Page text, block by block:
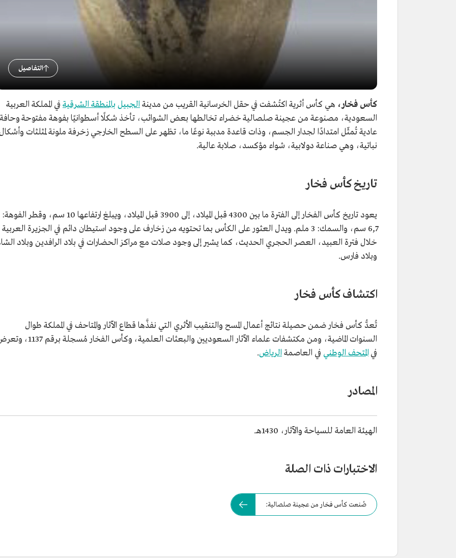
التفاصيل
كأس فخار، هي كأس أثرية اكتُشفت في حقل الخرسانية القريب من مدينة الجبيل بالمنطقة الشرقية في المملكة العربية
السعودية، مصنوعة من عجينة صلصالية خضراء تخالطها بعض الشوائب، تأخذ شكلًا أسطوانيًا بفوهة مفتوحة وحافة
عادية تُمثّل امتدادًا لجدار الجسم، وذات قاعدة مدببة نوعًا ما، تظهر على السطح الخارجي زخرفة ملونة لمثلثات
نباتية، وهي صناعة دولابية، شواء مؤكسد، صلابة عالية.
تاريخ كأس فخار
يعود تاريخ كأس الفخار إلى الفترة ما بين 4300 قبل الميلاد، إلى 3900 قبل الميلاد، ويبلغ ارتفاعها 10 سم، وقطر الفوهة:
6,7 سم، والسمك: 3 ملم. ويدل العثور على الكأس بما تحتويه من زخارف على وجود استيطان دائم في الجزيرة العربية
خلال فترة العبيد، العصر الحجري الحديث، كما يشير إلى وجود صلات مع مراكز الحضارات في بلاد الرافدين وبلاد
وبلاد فارس.
اكتشاف كأس فخار
تُعدُّ كأس فخار ضمن حصيلة نتائج أعمال المسح والتنقيب الأثري التي نفذَّها قطاع الآثار والمتاحف في المملكة طوال
السنوات الماضية، ومن مكتشفات علماء الآثار السعوديين والبعثات العلمية، وكأس الفخار
في المتحف الوطني في العاصمة الرياض.
المصادر
الهيئة العامة للسياحة والآثار، 1430هـ.
الاختبارات ذات الصلة
صُنعت كأس فخار من عجينة صلصالية: